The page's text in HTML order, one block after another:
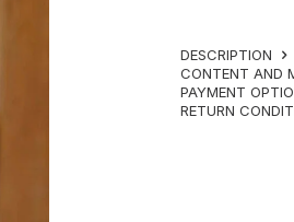
DESCRIPTION
CONTENT AND
PAYMENT
RETURN